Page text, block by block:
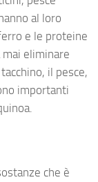
al loro
e le proteine
eliminare
il pesce,
importanti
che è